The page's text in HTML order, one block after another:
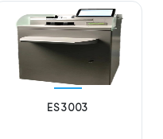
ES 3003